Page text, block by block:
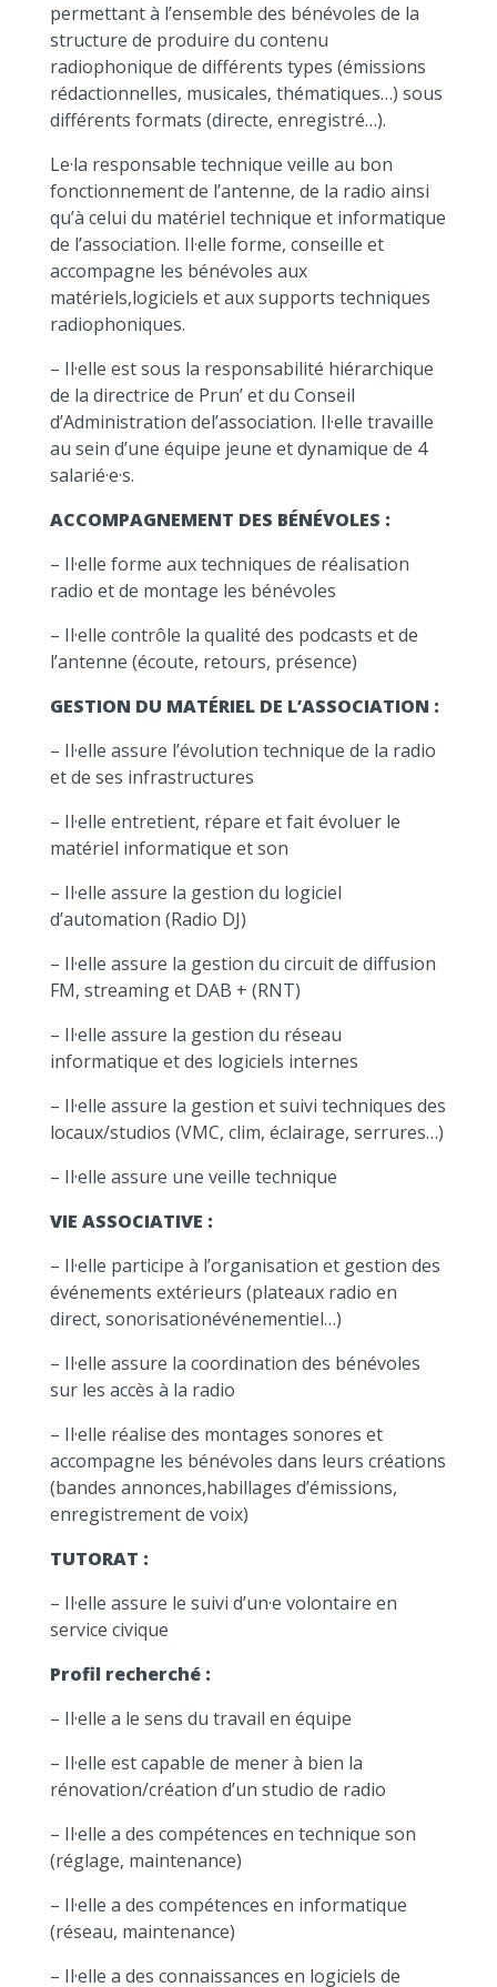
permettant à l’ensemble des bénévoles de la
structure de produire du contenu
radiophonique de différents types (émissions
rédactionnelles, musicales, thématiques…) sous
différents formats (directe, enregistré…).
Le·la responsable technique veille au bon
fonctionnement de l’antenne, de la radio ainsi
qu’à celui du matériel technique et informatique
de l’association. Il·elle forme, conseille et
accompagne les bénévoles aux
matériels,logiciels et aux supports techniques
radiophoniques.
– Il·elle est sous la responsabilité hiérarchique
de la directrice de Prun’ et du Conseil
d’Administration del’association. Il·elle travaille
au sein d’une équipe jeune et dynamique de 4
salarié·e·s.
ACCOMPAGNEMENT DES BÉNÉVOLES :
– Il·elle forme aux techniques de réalisation
radio et de montage les bénévoles
– Il·elle contrôle la qualité des podcasts et de
l’antenne (écoute, retours, présence)
GESTION DU MATÉRIEL DE L’ASSOCIATION :
– Il·elle assure l’évolution technique de la radio
et de ses infrastructures
– Il·elle entretient, répare et fait évoluer le
matériel informatique et son
– Il·elle assure la gestion du logiciel
d’automation (Radio DJ)
– Il·elle assure la gestion du circuit de diffusion
FM, streaming et DAB + (RNT)
– Il·elle assure la gestion du réseau
informatique et des logiciels internes
– Il·elle assure la gestion et suivi techniques des
locaux/studios (VMC, clim, éclairage, serrures…)
– Il·elle assure une veille technique
VIE ASSOCIATIVE :
– Il·elle participe à l’organisation et gestion des
événements extérieurs (plateaux radio en
direct, sonorisationévénementiel…)
– Il·elle assure la coordination des bénévoles
sur les accès à la radio
– Il·elle réalise des montages sonores et
accompagne les bénévoles dans leurs créations
(bandes annonces,habillages d’émissions,
enregistrement de voix)
TUTORAT :
– Il·elle assure le suivi d’un·e volontaire en
service civique
Profil recherché :
– Il·elle a le sens du travail en équipe
– Il·elle est capable de mener à bien la
rénovation/création d’un studio de radio
– Il·elle a des compétences en technique son
(réglage, maintenance)
– Il·elle a des compétences en informatique
(réseau, maintenance)
– Il·elle a des connaissances en logiciels de